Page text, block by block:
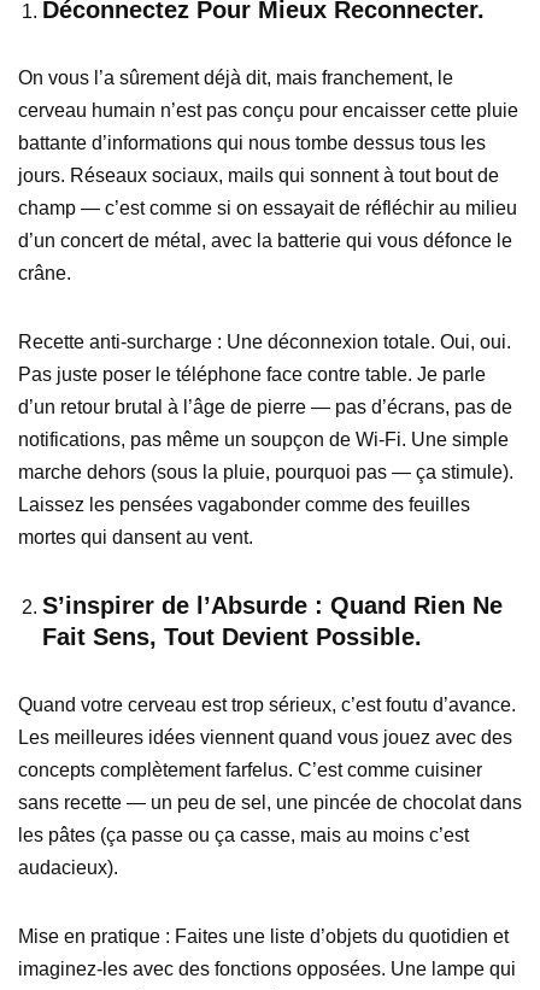
Déconnectez Pour Mieux Reconnecter.
On vous l’a sûrement déjà dit, mais franchement, le
cerveau humain n’est pas conçu pour encaisser cette pluie
battante d’informations qui nous tombe dessus tous les
jours. Réseaux sociaux, mails qui sonnent à tout bout de
champ — c’est comme si on essayait de réfléchir au milieu
d’un concert de métal, avec la batterie qui vous défonce le
crâne.
Recette anti-surcharge : Une déconnexion totale. Oui, oui.
Pas juste poser le téléphone face contre table. Je parle
d’un retour brutal à l’âge de pierre — pas d’écrans, pas de
notifications, pas même un soupçon de Wi-Fi. Une simple
marche dehors (sous la pluie, pourquoi pas — ça stimule).
Laissez les pensées vagabonder comme des feuilles
mortes qui dansent au vent.
S’inspirer de l’Absurde : Quand Rien Ne
Fait Sens, Tout Devient Possible.
Quand votre cerveau est trop sérieux, c’est foutu d’avance.
Les meilleures idées viennent quand vous jouez avec des
concepts complètement farfelus. C’est comme cuisiner
sans recette — un peu de sel, une pincée de chocolat dans
les pâtes (ça passe ou ça casse, mais au moins c’est
audacieux).
Mise en pratique : Faites une liste d’objets du quotidien et
imaginez-les avec des fonctions opposées. Une lampe qui